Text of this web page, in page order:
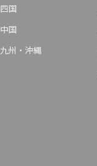
四国
中国
九州・沖縄